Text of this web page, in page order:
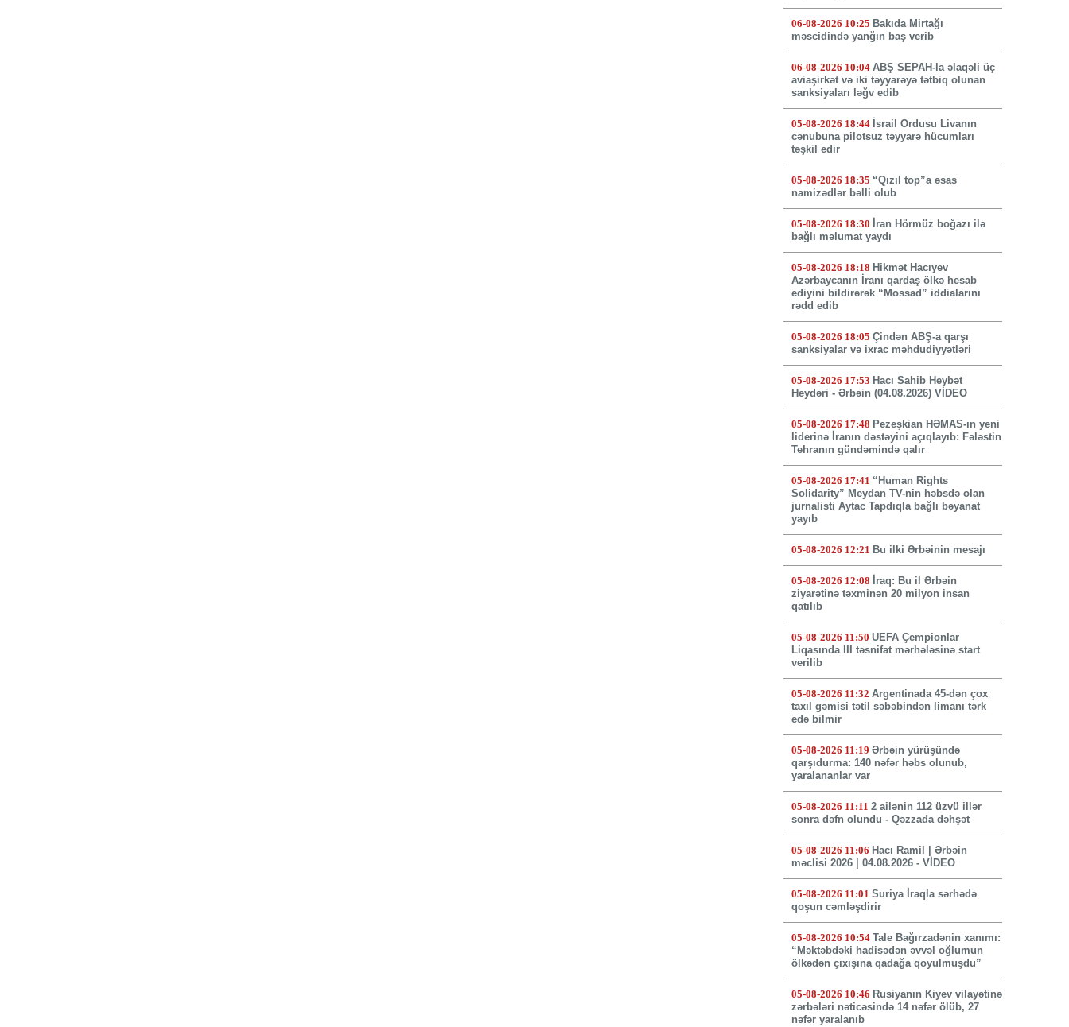
06-08-2026 10:25 Bakıda Mirtağı
məscidində yanğın baş verib
06-08-2026 10:04 ABŞ SEPAH-la əlaqəli üç
aviaşirkət və iki təyyarəyə tətbiq olunan
sanksiyaları ləğv edib
05-08-2026 18:44 İsrail Ordusu Livanın
cənubuna pilotsuz təyyarə hücumları
təşkil edir
05-08-2026 18:35 “Qızıl top”a əsas
namizədlər bəlli olub
05-08-2026 18:30 İran Hörmüz boğazı ilə
bağlı məlumat yaydı
05-08-2026 18:18 Hikmət Hacıyev
Azərbaycanın İranı qardaş ölkə hesab
ediyini bildirərək “Mossad” iddialarını
rədd edib
05-08-2026 18:05 Çindən ABŞ-a qarşı
sanksiyalar və ixrac məhdudiyyətləri
05-08-2026 17:53 Hacı Sahib Heybət
Heydəri - Ərbəin (04.08.2026) VİDEO
05-08-2026 17:48 Pezeşkian HƏMAS-ın yeni
liderinə İranın dəstəyini açıqlayıb: Fələstin
Tehranın gündəmində qalır
05-08-2026 17:41 “Human Rights
Solidarity” Meydan TV-nin həbsdə olan
jurnalisti Aytac Tapdıqla bağlı bəyanat
yayıb
05-08-2026 12:21 Bu ilki Ərbəinin mesajı
05-08-2026 12:08 İraq: Bu il Ərbəin
ziyarətinə təxminən 20 milyon insan
qatılıb
05-08-2026 11:50 UEFA Çempionlar
Liqasında III təsnifat mərhələsinə start
verilib
05-08-2026 11:32 Argentinada 45-dən çox
taxıl gəmisi tətil səbəbindən limanı tərk
edə bilmir
05-08-2026 11:19 Ərbəin yürüşündə
qarşıdurma: 140 nəfər həbs olunub,
yaralananlar var
05-08-2026 11:11 2 ailənin 112 üzvü illər
sonra dəfn olundu - Qəzzada dəhşət
05-08-2026 11:06 Hacı Ramil | Ərbəin
məclisi 2026 | 04.08.2026 - VİDEO
05-08-2026 11:01 Suriya İraqla sərhədə
qoşun cəmləşdirir
05-08-2026 10:54 Tale Bağırzadənin xanımı:
“Məktəbdəki hadisədən əvvəl oğlumun
ölkədən çıxışına qadağa qoyulmuşdu”
05-08-2026 10:46 Rusiyanın Kiyev vilayətinə
zərbələri nəticəsində 14 nəfər ölüb, 27
nəfər yaralanıb